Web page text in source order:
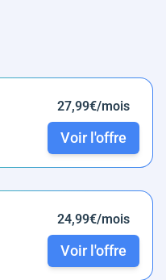
27,99€/mois
Voir l'offre
24,99€/mois
Voir l'offre